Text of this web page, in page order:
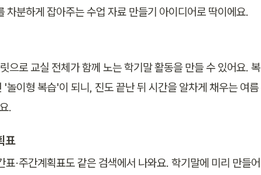
차분하게 잡아주는 수업 자료 만들기 아이디어로 딱이에요.
으로 교실 전체가 함께 노는 학기말 활동을 만들 수 있어요. 복
'놀이형 복습'이 되니, 진도 끝난 뒤 시간을 알차게 채우는 여름
.
표
·주간계획표도 같은 검색에서 나와요. 학기말에 미리 만들어